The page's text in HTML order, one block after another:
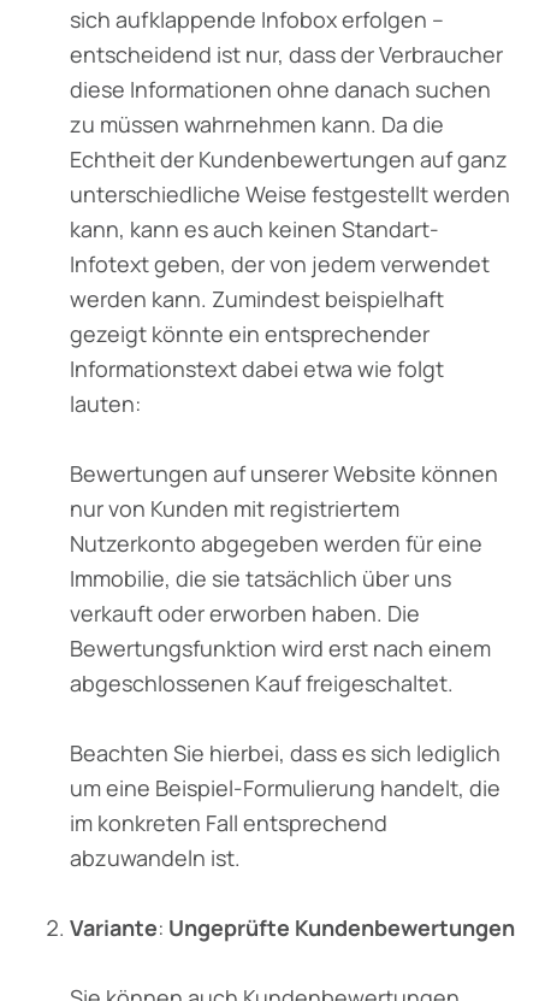
sich aufklappende Infobox erfolgen –
entscheidend ist nur, dass der Verbraucher
diese Informationen ohne danach suchen
zu müssen wahrnehmen kann. Da die
Echtheit der Kundenbewertungen auf ganz
unterschiedliche Weise festgestellt werden
kann, kann es auch keinen Standart-
Infotext geben, der von jedem verwendet
werden kann. Zumindest beispielhaft
gezeigt könnte ein entsprechender
Informationstext dabei etwa wie folgt
lauten:
Bewertungen auf unserer Website können
nur von Kunden mit registriertem
Nutzerkonto abgegeben werden für eine
Immobilie, die sie tatsächlich über uns
verkauft oder erworben haben. Die
Bewertungsfunktion wird erst nach einem
abgeschlossenen Kauf freigeschaltet.
Beachten Sie hierbei, dass es sich lediglich
um eine Beispiel-Formulierung handelt, die
im konkreten Fall entsprechend
abzuwandeln ist.
Variante: Ungeprüfte Kundenbewertungen